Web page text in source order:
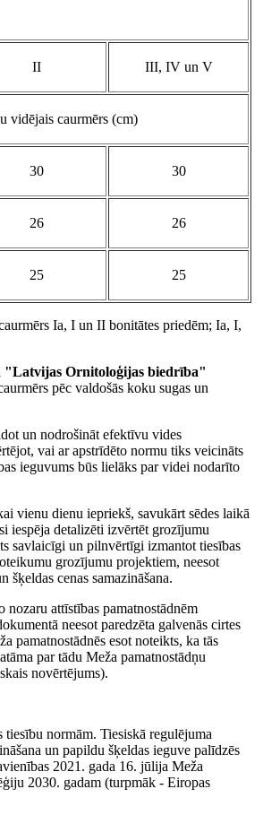
II III, IV un V
vidējais caurmērs (cm)
30 30
26 26
25 25
Ia, I un II bonitātes priedēm; Ia, I,
"Latvijas Ornitoloģijas biedrība"
pēc valdošās koku sugas un
un nodrošināt efektīvu vides
vai ar apstrīdēto normu tiks veicināts
ieguvums būs lielāks par videi nodarīto
vienu dienu iepriekš, savukārt sēdes laikā
iespēja detalizēti izvērtēt grozījumu
savlaicīgi un pilnvērtīgi izmantot tiesības
grozījumu projektiem, neesot
cenas samazināšana.
attīstības pamatnostādnēm
neesot paredzēta galvenās cirtes
pamatnostādnēs esot noteikts, ka tās
par tādu Meža pamatnostādņu
novērtējums).
normām. Tiesiskā regulējuma
un papildu šķeldas ieguve palīdzēs
2021. gada 16. jūlija Meža
2030. gadam (turpmāk - Eiropas